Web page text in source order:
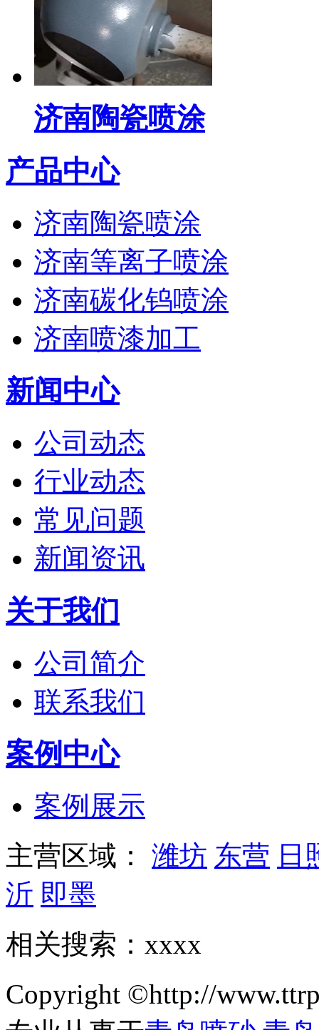
济南陶瓷喷涂
产品中心
济南陶瓷喷涂
济南等离子喷涂
济南碳化钨喷涂
济南喷漆加工
新闻中心
公司动态
行业动态
常见问题
新闻资讯
关于我们
公司简介
联系我们
案例中心
案例展示
主营区域： 潍坊 东营 日
沂 即墨
相关搜索：xxxx
Copyright ©http://